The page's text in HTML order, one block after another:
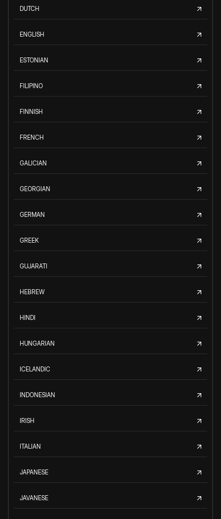
DUTCH
ENGLISH
ESTONIAN
FILIPINO
FINNISH
FRENCH
GALICIAN
GEORGIAN
GERMAN
GREEK
GUJARATI
HEBREW
HINDI
HUNGARIAN
ICELANDIC
INDONESIAN
IRISH
ITALIAN
JAPANESE
JAVANESE